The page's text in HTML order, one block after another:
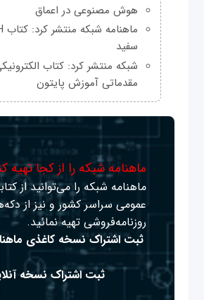
هوش مصنوعی در اعماق
سفید
شبکه منتشر کرد: کتاب
مقدماتی آموزش پایتون
ماهنامه شبکه را از کجا تهیه
ماهنامه شبکه را می‌توانید از
عمومی سراسر کشور و نیز از
روزنامه‌فروشی تهیه نمائید.
ثبت اشتراک نسخه کاغذی
ثبت اشتراک نسخه